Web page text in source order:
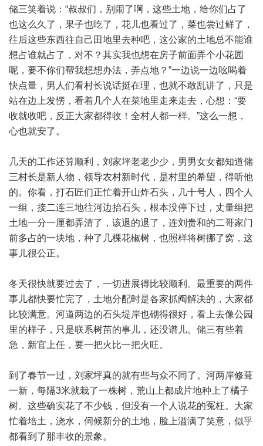
储三笑着说：“叔叔们，别闹了啊，这些土地，给你们占了
也这么久了，果子也吃了，花儿也看过了，菜也尝过鲜了，
往后这些东西往自己田地里去种吧，这公家的土地总不能谁
想占谁就占了，对不？其实我也想在房子前面弄个小花园
呢，要不你们帮我想想办法，弄点地？”一边说一边吆喝着
快点量，男人们看村长说话挺在理，也就不敢乱讲了，只是
站在边上发愣，看着几个人在菜地里走来走去，心想：“要
收就收吧，反正大家都得收！全村人都一样。”这么一想，
心也就安了。
几天的工作还算顺利，刘家坪老老少少，男男女女都知道储
三村长是新人物，领导农村新时代，是村里的希望，得听他
的。你看，打石匠们正忙着开山炸石头，几十号人，四个人
一组，接二连三地往河边抬石头，根本没停下过，丈量组把
土地一分一厘都弄清了，该退的退了，连刘贵和的二哥家门
前多占的一块地，种了几棵花椒树，也照样将树挪了窝，这
事儿很公正。
冬天很快就要过去了，一切进展得比较顺利。最重要的两件
事儿都快要忙完了，土地分配时是各家抓阄解决的，大家都
比较满意。河道两边的石头堤岸也砌得很好，看上去像公园
里的样子，只是联系树苗的事儿，还没谱儿。储三有些着
急，新官上任，要一把火比一把火旺。
到了春节一过，刘家坪真的就有些与众不同了。河两岸修葺
一新，每隔3米就栽了一株树，荒山上都成片地种上了橘子
树。这些确实花了不少钱，但没有一个人说花的冤枉。大家
忙着培土，浇水，伺候新分的土地，脸上溢满了笑意，似乎
都看到了那丰收的景象。